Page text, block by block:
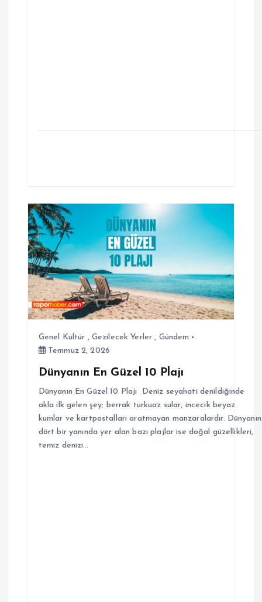
Genel Kültür , Gezilecek Yerler , Gündem
Temmuz 2, 2026
Dünyanın En Güzel 10 Plajı
Dünyanın En Güzel 10 Plajı Deniz seyahati denildiğinde
akla ilk gelen şey; berrak turkuaz sular, incecik beyaz
kumlar ve kartpostalları aratmayan manzaralardır. Dünyanın
dört bir yanında yer alan bazı plajlar ise doğal güzellikleri,
temiz denizi…